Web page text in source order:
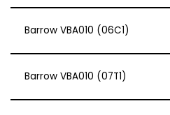
Barrow VBA010 (06C1)
Barrow VBA010 (07T1)